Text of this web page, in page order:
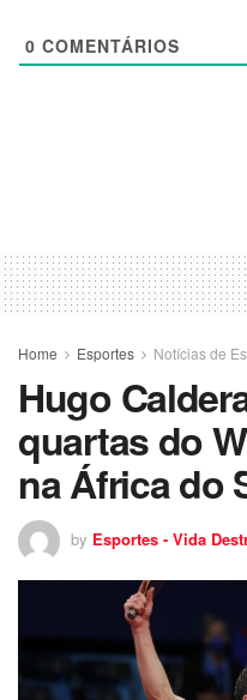
0 COMENTÁRIOS
Home Esportes Notícias de
Hugo
quartas do
na África do
by Esportes - Vida